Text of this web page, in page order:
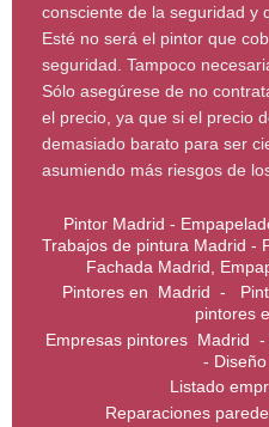
consciente de la seguridad y
Esté no será el pintor que
seguridad. Tampoco
Sólo asegúrese de no
el precio, ya que si el precio
demasiado barato para ser
asumiendo más riesgos de
Pintor Madrid -
Trabajos de pintura Madrid -
Fachada Madrid,
Pintores en Madrid -
pintores
Empresas pintores Madrid
-
Listado
Reparaciones